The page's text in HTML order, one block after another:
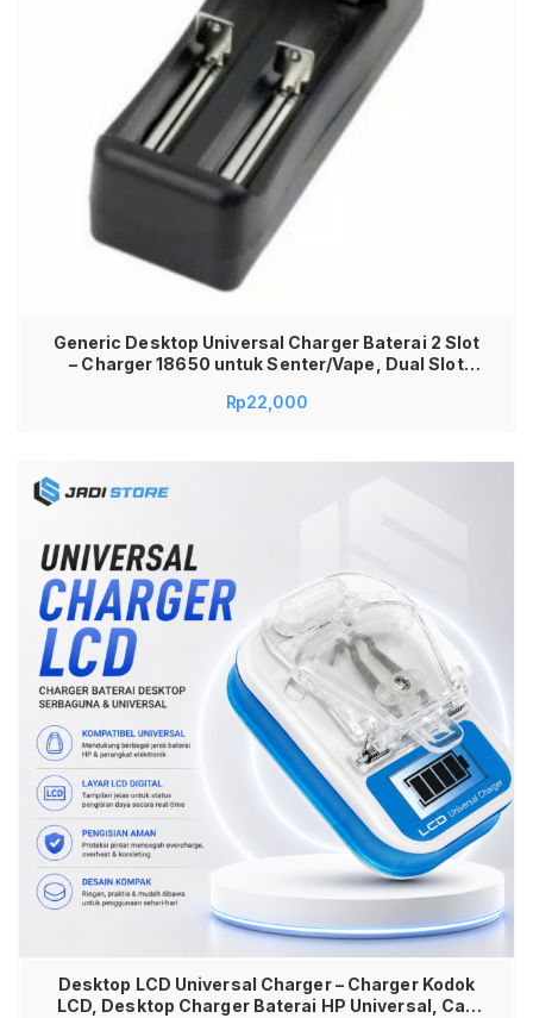
Generic Desktop Universal Charger Baterai 2 Slot
– Charger 18650 untuk Senter/Vape, Dual Slot
18650 Aman & Stabil, Desktop Charger 2 Slot Fast
Rp22,000
Desktop LCD Universal Charger – Charger Kodok
LCD, Desktop Charger Baterai HP Universal, Cas